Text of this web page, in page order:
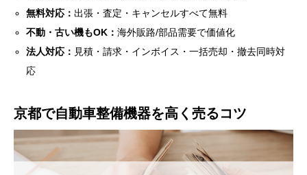
無料対応：出張・査定・キャンセルすべて無料
不動・古い機もOK：海外販路/部品需要で価値化
法人対応： 見積・請求・インボイス・一括売却・撤去同時対
応
京都で自動車整備機器を高く売るコツ